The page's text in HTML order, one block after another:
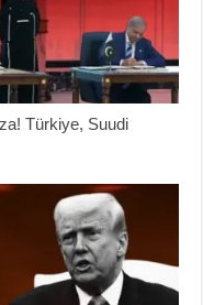
Türkiye, Suudi